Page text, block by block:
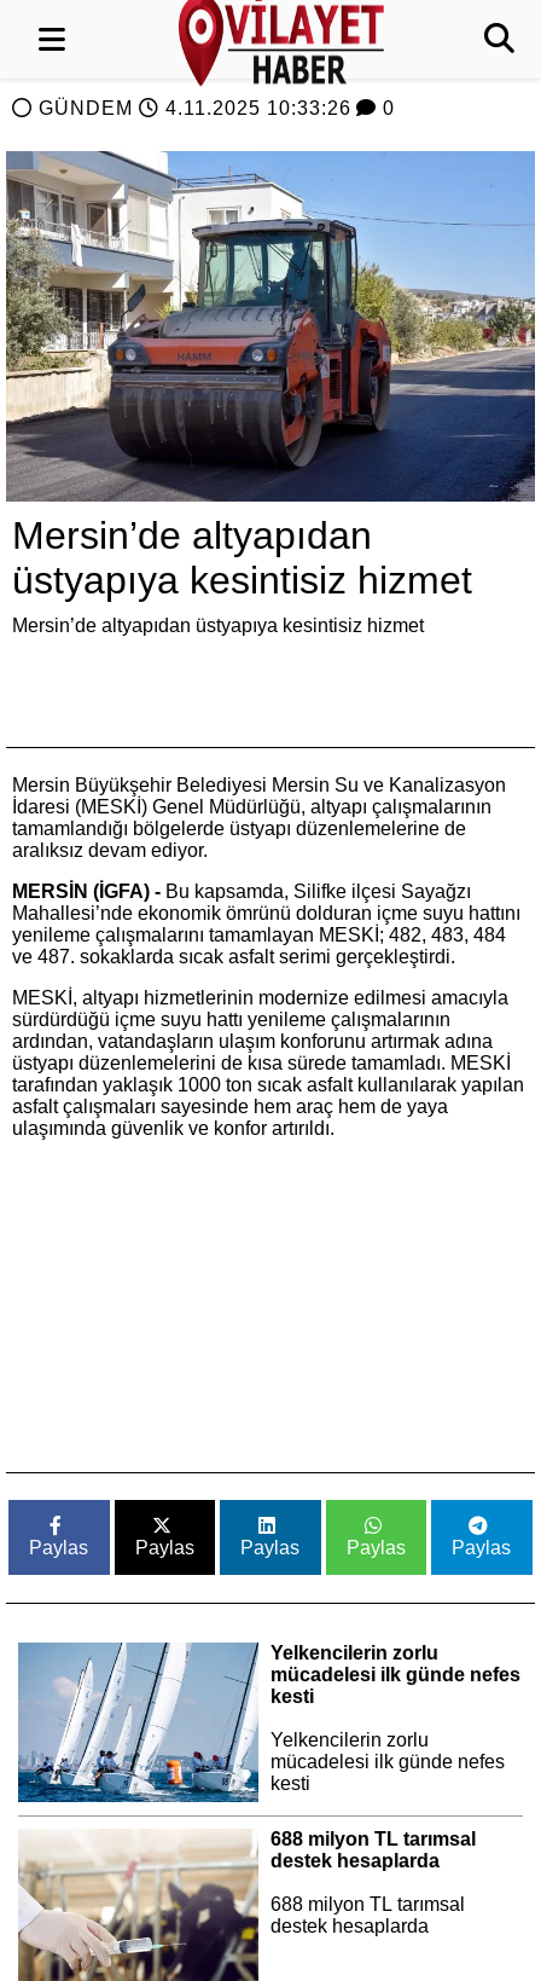
GÜNDEM 4.11.2025 10:33:26 0
Mersin’de altyapıdan
üstyapıya kesintisiz hizmet
Mersin’de altyapıdan üstyapıya kesintisiz hizmet
Mersin Büyükşehir Belediyesi Mersin Su ve Kanalizasyon
İdaresi (MESKİ) Genel Müdürlüğü, altyapı çalışmalarının
tamamlandığı bölgelerde üstyapı düzenlemelerine de
aralıksız devam ediyor.
MERSİN (İGFA) - Bu kapsamda, Silifke ilçesi Sayağzı
Mahallesi’nde ekonomik ömrünü dolduran içme suyu hattını
yenileme çalışmalarını tamamlayan MESKİ; 482, 483, 484
ve 487. sokaklarda sıcak asfalt serimi gerçekleştirdi.
MESKİ, altyapı hizmetlerinin modernize edilmesi amacıyla
sürdürdüğü içme suyu hattı yenileme çalışmalarının
ardından, vatandaşların ulaşım konforunu artırmak adına
üstyapı düzenlemelerini de kısa sürede tamamladı. MESKİ
tarafından yaklaşık 1000 ton sıcak asfalt kullanılarak yapılan
asfalt çalışmaları sayesinde hem araç hem de yaya
ulaşımında güvenlik ve konfor artırıldı.
Paylas Paylas Paylas Paylas Paylas
Yelkencilerin zorlu
mücadelesi ilk günde nefes
kesti
Yelkencilerin zorlu
mücadelesi ilk günde nefes
kesti
688 milyon TL tarımsal
destek hesaplarda
688 milyon TL tarımsal
destek hesaplarda